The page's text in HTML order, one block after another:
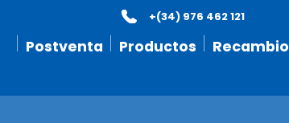
Postventa Productos
+(34) 976 462 121